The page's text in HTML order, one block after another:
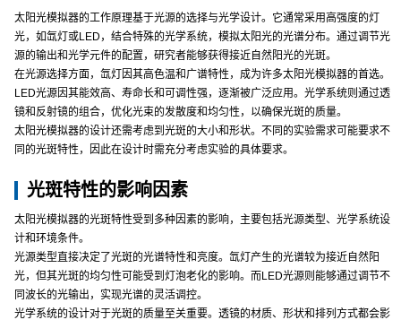
太阳光模拟器的工作原理基于光源的选择与光学设计。它通常采用高强度的灯
光，如氙灯或LED，结合特殊的光学系统，模拟太阳光的光谱分布。通过调节光
源的输出和光学元件的配置，研究者能够获得接近自然阳光的光斑。
在光源选择方面，氙灯因其高色温和广谱特性，成为许多太阳光模拟器的首选。
LED光源因其能效高、寿命长和可调性强，逐渐被广泛应用。光学系统则通过透
镜和反射镜的组合，优化光束的发散度和均匀性，以确保光斑的质量。
太阳光模拟器的设计还需考虑到光斑的大小和形状。不同的实验需求可能要求不
同的光斑特性，因此在设计时需充分考虑实验的具体要求。
光斑特性的影响因素
太阳光模拟器的光斑特性受到多种因素的影响，主要包括光源类型、光学系统设
计和环境条件。
光源类型直接决定了光斑的光谱特性和亮度。氙灯产生的光谱较为接近自然阳
光，但其光斑的均匀性可能受到灯泡老化的影响。而LED光源则能够通过调节不
同波长的光输出，实现光谱的灵活调控。
光学系统的设计对于光斑的质量至关重要。透镜的材质、形状和排列方式都会影